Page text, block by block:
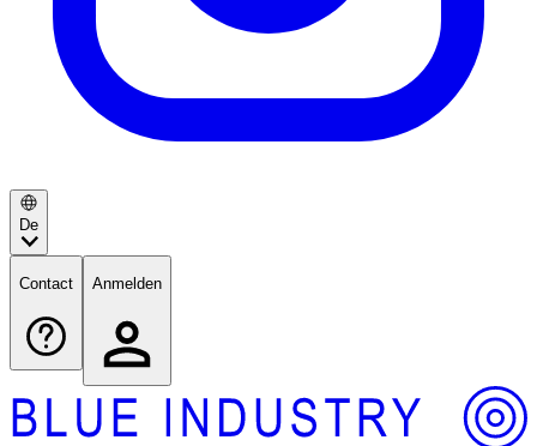
De
Contact Anmelden